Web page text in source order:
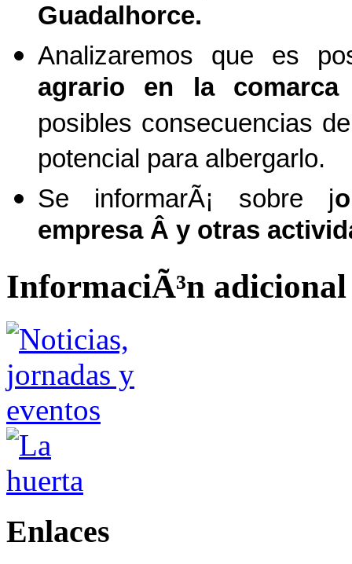
Guadalhorce.
Analizaremos que es
agrario en la
posibles consecuencias
potencial para albergarlo.
Se informarÃ¡ sobre j
empresa Â y otras
InformaciÃ³n adicional
Enlaces